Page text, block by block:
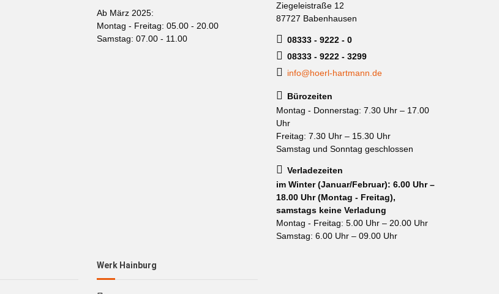
Ab März 2025:
Montag - Freitag: 05.00 - 20.00
Samstag: 07.00 - 11.00
Ziegeleistraße 12
87727 Babenhausen
08333 - 9222 - 0
08333 - 9222 - 3299
info@hoerl-hartmann.de
Bürozeiten
Montag - Donnerstag: 7.30 Uhr – 17.00
Uhr
Freitag: 7.30 Uhr – 15.30 Uhr
Samstag und Sonntag geschlossen
Verladezeiten
im Winter (Januar/Februar): 6.00 Uhr –
18.00 Uhr (Montag - Freitag),
samstags keine Verladung
Montag - Freitag: 5.00 Uhr – 20.00 Uhr
Samstag: 6.00 Uhr – 09.00 Uhr
Werk Hainburg